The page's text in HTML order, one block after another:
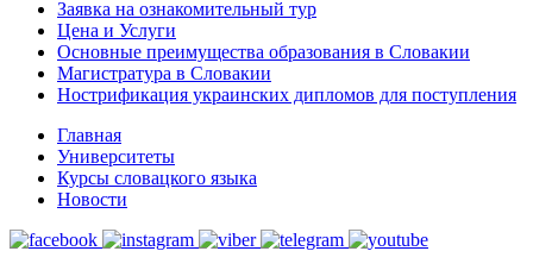
Заявка на ознакомительный тур
Цена и Услуги
Основные преимущества образования в Словакии
Магистратура в Словакии
Нострификация украинских дипломов для поступления
Главная
Университеты
Курсы словацкого языка
Новости